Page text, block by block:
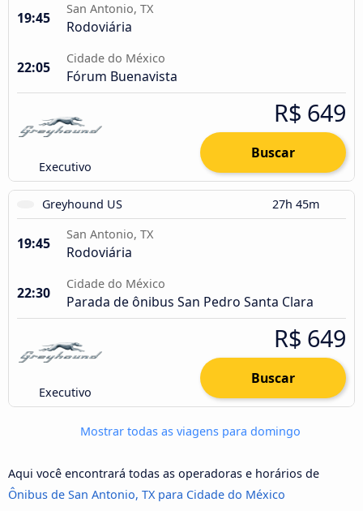
19:45
San Antonio, TX
Rodoviária
22:05
Cidade do México
Fórum Buenavista
Executivo
R$ 649
Buscar
Greyhound US 27h 45m
19:45
San Antonio, TX
Rodoviária
22:30
Cidade do México
Parada de ônibus San Pedro Santa Clara
Executivo
R$ 649
Buscar
Mostrar todas as viagens para domingo
Aqui você encontrará todas as operadoras e horários de
Ônibus de San Antonio, TX para Cidade do México